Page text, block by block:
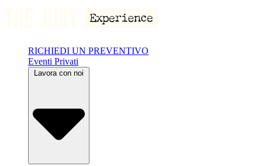
RICHIEDI UN PREVENTIVO
Eventi Privati